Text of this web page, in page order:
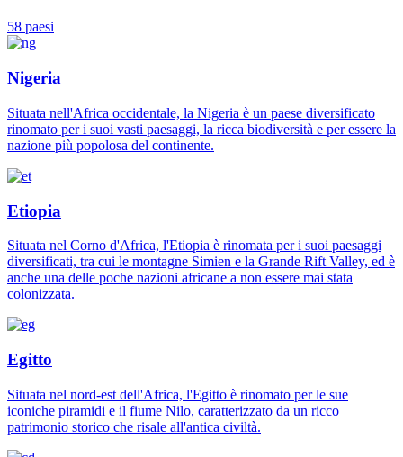
58 paesi
Nigeria
Situata nell'Africa occidentale, la Nigeria è un paese diversificato
rinomato per i suoi vasti paesaggi, la ricca biodiversità e per essere la
nazione più popolosa del continente.
Etiopia
Situata nel Corno d'Africa, l'Etiopia è rinomata per i suoi paesaggi
diversificati, tra cui le montagne Simien e la Grande Rift Valley, ed è
anche una delle poche nazioni africane a non essere mai stata
colonizzata.
Egitto
Situata nel nord-est dell'Africa, l'Egitto è rinomato per le sue
iconiche piramidi e il fiume Nilo, caratterizzato da un ricco
patrimonio storico che risale all'antica civiltà.